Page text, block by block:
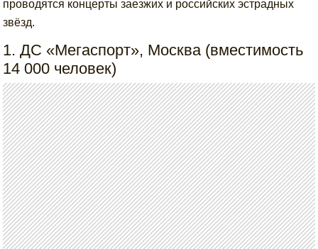
проводятся концерты заезжих и российских эстрадных
звёзд.
1. ДС «Мегаспорт», Москва (вместимость
14 000 человек)